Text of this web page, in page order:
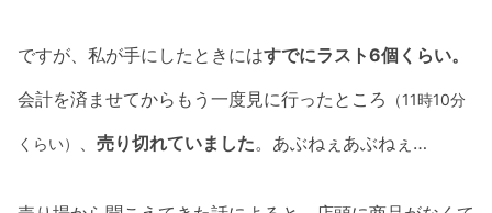
ですが、私が手にしたときにはすでにラスト6個くらい。
会計を済ませてからもう一度見に行ったところ
（11時10分
くらい） 売り切れていました。あぶねぇあぶねぇ…